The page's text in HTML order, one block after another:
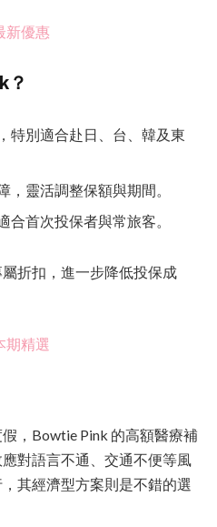
新優惠
？
特別適合赴日、台、韓及東
，靈活調整保額與期間。
合首次投保者與常旅客。
折扣，進一步降低投保成
期精選
，Bowtie Pink 的高額醫療補
對語言不通、交通不便等風
其經濟型方案則是不錯的選